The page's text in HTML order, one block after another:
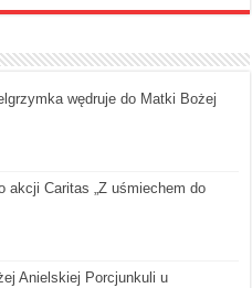
wędruje do Matki Bożej
akcji Caritas „Z uśmiechem do
Anielskiej Porcjunkuli u